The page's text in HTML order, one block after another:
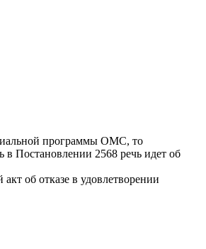
программы ОМС, то
Постановлении 2568 речь идет об
об отказе в удовлетворении